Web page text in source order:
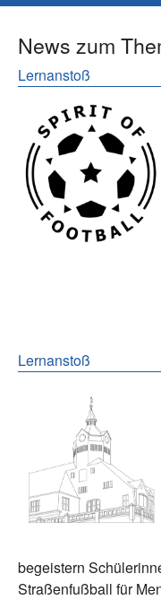
News zum
Lernanstoß
Lernanstoß
begeistern
Straßenfußball für